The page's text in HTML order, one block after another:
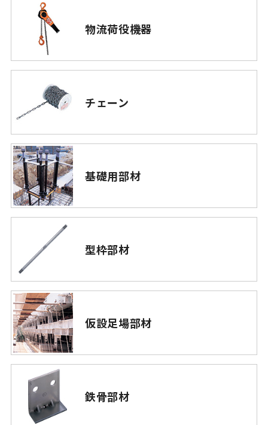
物流荷役機器
チェーン
基礎用部材
型枠部材
仮設足場部材
鉄骨部材